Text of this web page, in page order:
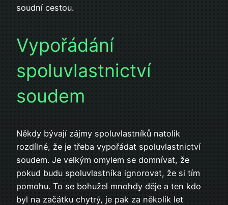
soudní cestou.
Vypořádání
spoluvlastnictví
soudem
Někdy bývají zájmy spoluvlastníků natolik
rozdílné, že je třeba vypořádat spoluvlastnictví
soudem. Je velkým omylem se domnívat, že
pokud budu spoluvlastníka ignorovat, že si tím
pomohu. To se bohužel mnohdy děje a ten kdo
byl na začátku chytrý, je pak za několik let